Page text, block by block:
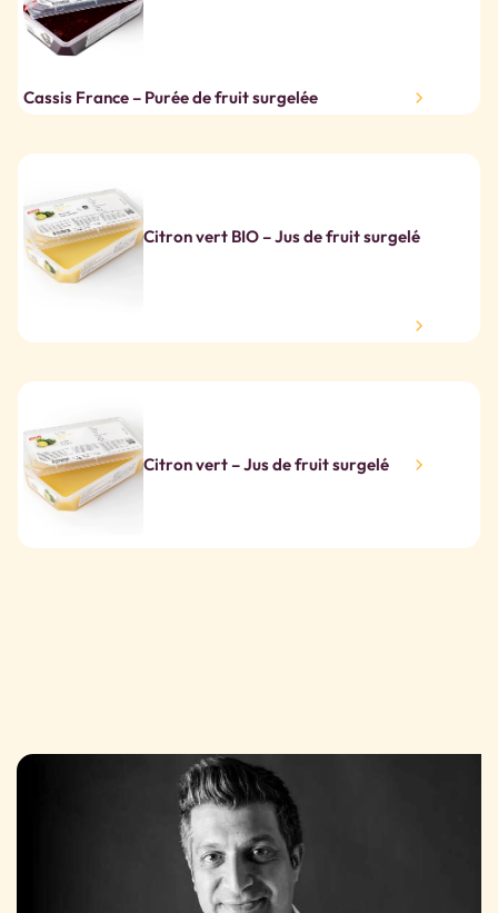
Cassis France – Purée de fruit surgelée
Citron vert BIO – Jus de fruit surgelé
Citron vert – Jus de fruit surgelé